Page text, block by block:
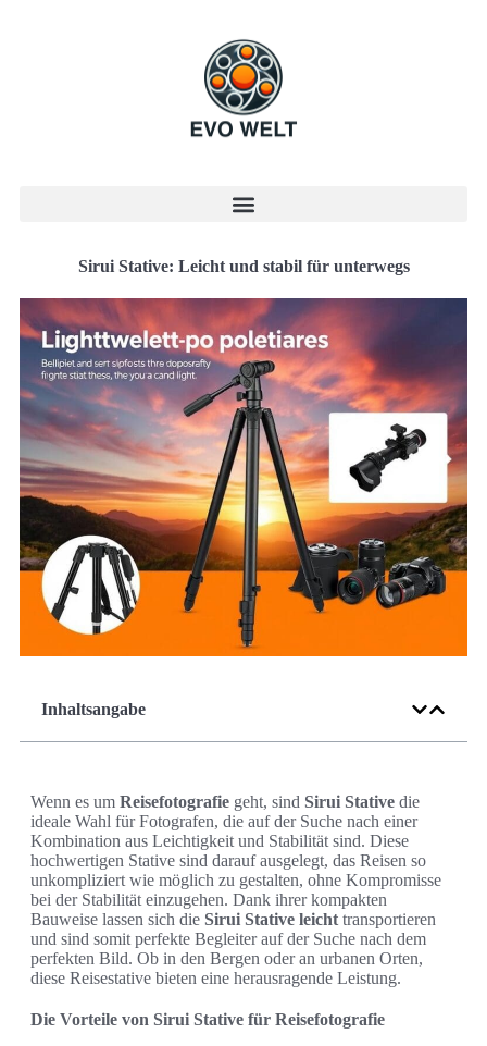
Sirui Stative: Leicht und stabil für unterwegs
Inhaltsangabe
Wenn es um Reisefotografie geht, sind Sirui Stative die
ideale Wahl für Fotografen, die auf der Suche nach einer
Kombination aus Leichtigkeit und Stabilität sind. Diese
hochwertigen Stative sind darauf ausgelegt, das Reisen so
unkompliziert wie möglich zu gestalten, ohne Kompromisse
bei der Stabilität einzugehen. Dank ihrer kompakten
Bauweise lassen sich die Sirui Stative leicht transportieren
und sind somit perfekte Begleiter auf der Suche nach dem
perfekten Bild. Ob in den Bergen oder an urbanen Orten,
diese Reisestative bieten eine herausragende Leistung.
Die Vorteile von Sirui Stative für Reisefotografie